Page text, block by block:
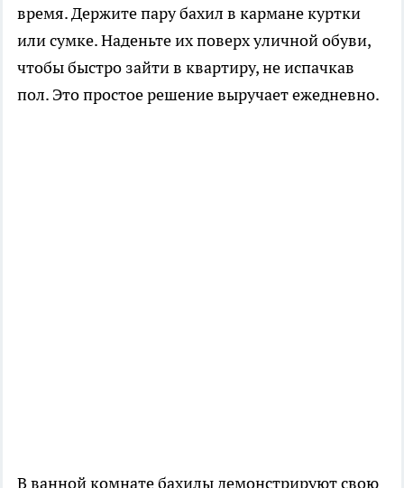
время. Держите пару бахил в кармане куртки
или сумке. Наденьте их поверх уличной обуви,
чтобы быстро зайти в квартиру, не испачкав
пол. Это простое решение выручает ежедневно.
В ванной комнате бахилы демонстрируют свою